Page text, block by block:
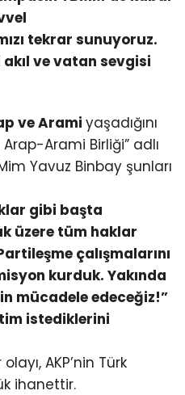
tekrar sunuyoruz.
ve vatan sevgisi
ve Arami yaşadığını
Arami Birliği” adlı
Yavuz Binbay şunları
gibi başta
üzere tüm haklar
çalışmalarını
kurduk. Yakında
mücadele edeceğiz!”
istediklerini
AKP’nin Türk
ihanettir.